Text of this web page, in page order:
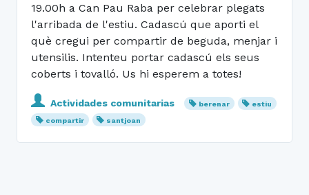
19.00h a Can Pau Raba per celebrar plegats
l'arribada de l'estiu. Cadascú que aporti el
què cregui per compartir de beguda, menjar i
utensilis. Intenteu portar cadascú els seus
coberts i tovalló. Us hi esperem a totes!
Actividades comunitarias berenar
estiu
compartir
santjoan